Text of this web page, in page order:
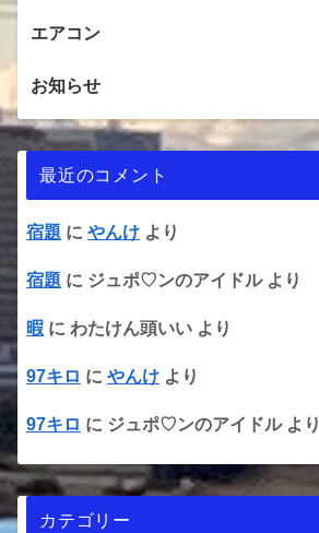
エアコン
お知らせ
最近のコメント
宿題 に やんけ より
宿題 に ジュポ♡ンのアイドルより
暇 に わたけん頭いい より
97キロ に やんけ より
97キロ に ジュポ♡ンのアイドルより
カテゴリー